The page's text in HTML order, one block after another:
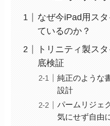
なぜ今iPad用ス
ているのか？
トリニティ製ス
底検証
純正のような
設計
パームリジェ
気にせず自由